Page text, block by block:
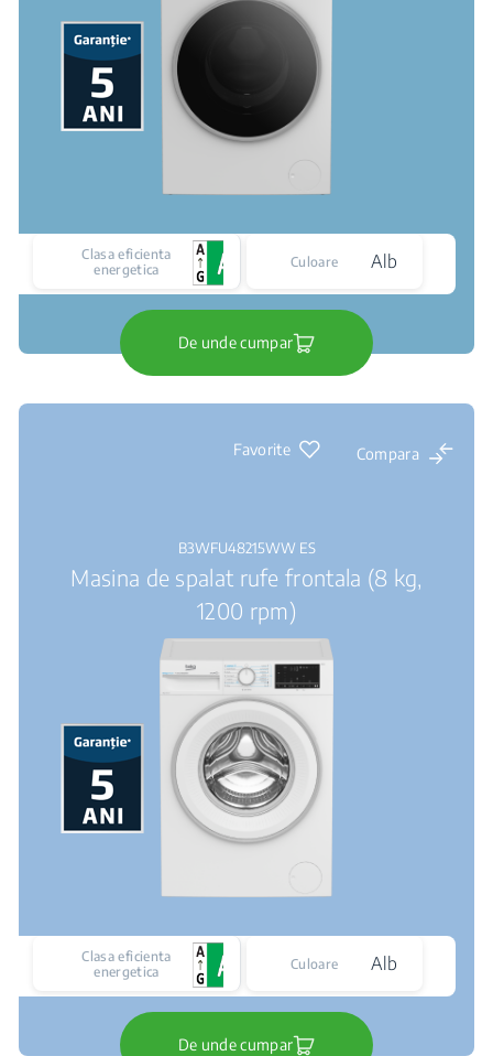
Clasa eficienta
energetica
Culoare Alb
De unde cumpar
Favorite Compara
B3WFU48215WW ES
Masina de spalat rufe frontala (8 kg,
1200 rpm)
Clasa eficienta
energetica
Culoare Alb
De unde cumpar